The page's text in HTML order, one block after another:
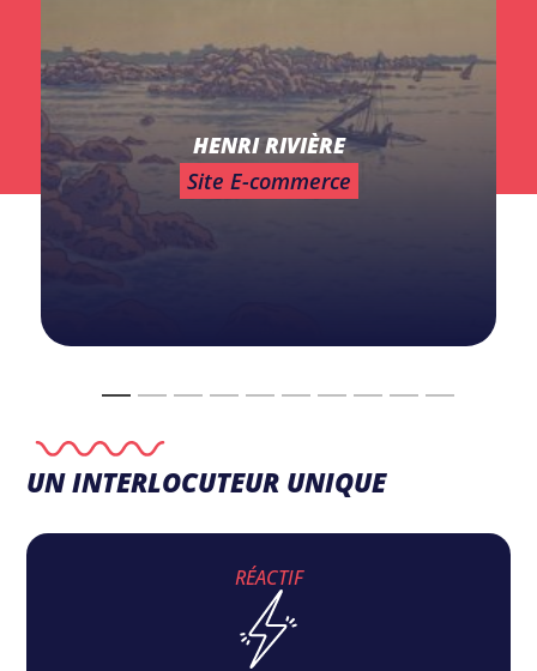
HENRI RIVIÈRE
Site E-commerce
UN INTERLOCUTEUR UNIQUE